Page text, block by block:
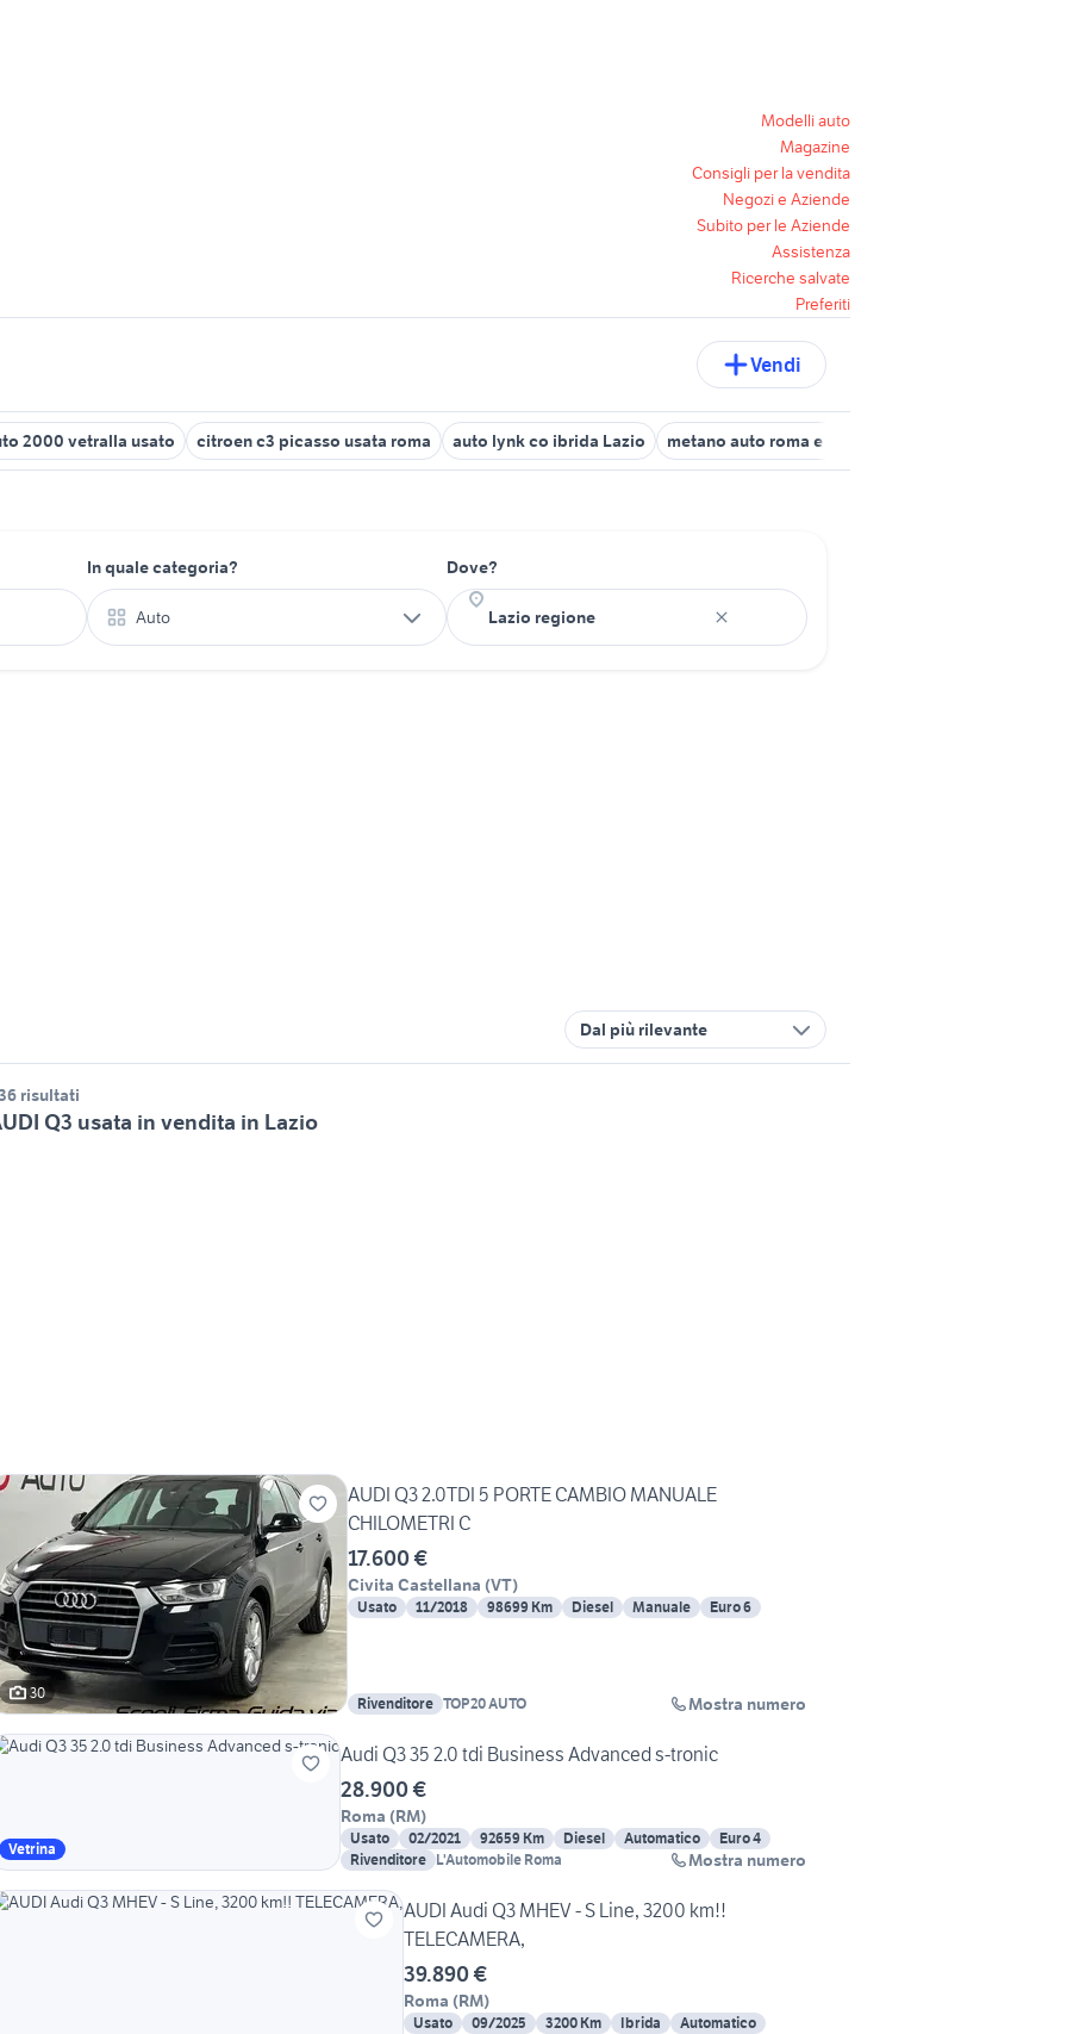
Modelli auto
Magazine
Consigli per la vendita
Negozi e Aziende
Subito per le Aziende
Assistenza
Ricerche salvate
Preferiti
Vendi
2000 vetralla usato citroen c3 picasso usata roma auto lynk co ibrida Lazio metano auto roma e provincia
In quale categoria?
Auto
Dove?
Dal più rilevante
risultati
Q3 usata in vendita in Lazio
30
AUDI Q3 2.0TDI 5 PORTE CAMBIO MANUALE
CHILOMETRI C
17.600 €
Civita Castellana (VT)
Usato 11/2018 98699 Km Diesel Manuale Euro 6
Rivenditore TOP20 AUTO Mostra numero
Vetrina
Audi Q3 35 2.0 tdi Business Advanced s-tronic
28.900 €
Roma (RM)
Usato 02/2021 92659 Km Diesel Automatico
Euro 4
Rivenditore L'Automobile Roma Mostra numero
AUDI Audi Q3 MHEV - S Line, 3200 km!!
TELECAMERA,
39.890 €
Roma (RM)
Usato 09/2025 3200 Km Ibrida
Automatico